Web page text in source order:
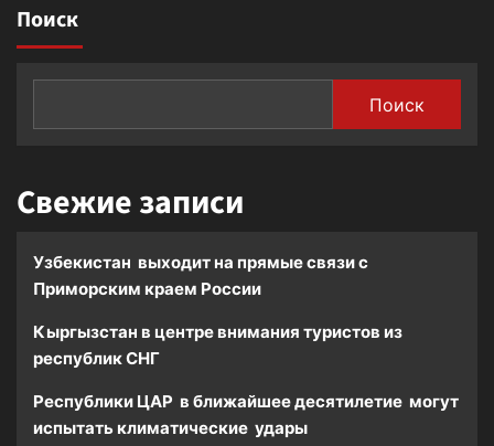
Поиск
Поиск
Свежие записи
Узбекистан выходит на прямые связи с
Приморским краем России
Кыргызстан в центре внимания туристов из
республик СНГ
Республики ЦАР в ближайшее десятилетие могут
испытать климатические удары